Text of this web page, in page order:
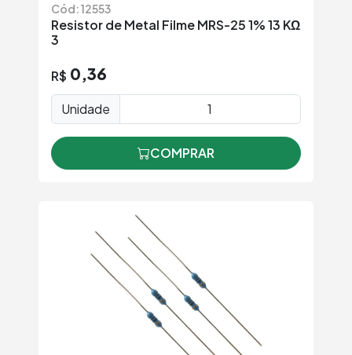
Cód: 12553
Resistor de Metal Filme MRS-25 1% 13 KΩ
3
R$ 0,36
Unidade
COMPRAR